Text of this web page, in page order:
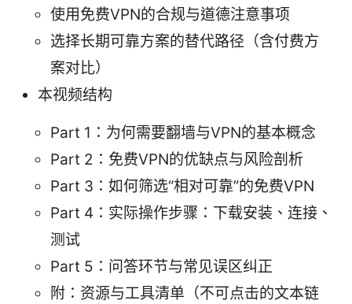
使用免费VPN的合规与道德注意事项
选择长期可靠方案的替代路径（含付费方
案对比）
本视频结构
Part 1：为何需要翻墙与VPN的基本概念
Part 2：免费VPN的优缺点与风险剖析
Part 3：如何筛选“相对可靠”的免费VPN
Part 4：实际操作步骤：下载安装、连接、
测试
Part 5：问答环节与常见误区纠正
附：资源与工具清单（不可点击的文本链